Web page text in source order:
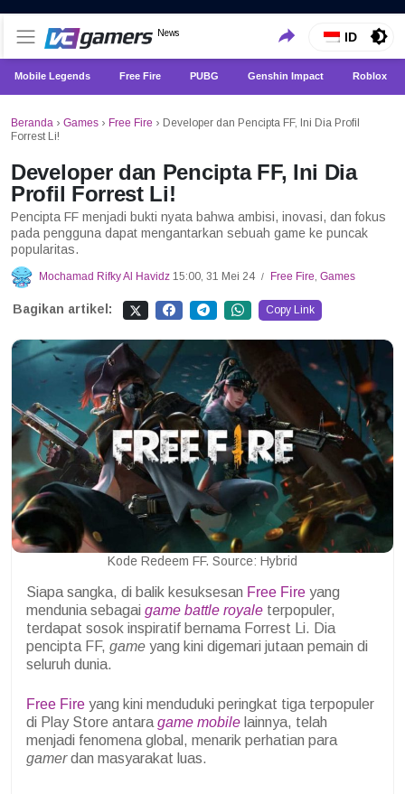
VCGamers News
News
Dapatkan Berita Games Terbaru Hanya di VCGamers
ID
Mobile Legends Free Fire PUBG Genshin Impact Roblox
Beranda › Games › Free Fire › Developer dan Pencipta FF, Ini Dia Profil
Forrest Li!
Developer dan Pencipta FF, Ini Dia
Profil Forrest Li!
Pencipta FF menjadi bukti nyata bahwa ambisi, inovasi, dan fokus
pada pengguna dapat mengantarkan sebuah game ke puncak
popularitas.
Mochamad Rifky Al Havidz 15:00, 31 Mei 24 / Free Fire, Games
Bagikan artikel: Copy Link
Kode Redeem FF. Source: Hybrid
Siapa sangka, di balik kesuksesan Free Fire yang
mendunia sebagai game battle royale terpopuler,
terdapat sosok inspiratif bernama Forrest Li. Dia
pencipta FF, game yang kini digemari jutaan pemain di
seluruh dunia.
Free Fire yang kini menduduki peringkat tiga terpopuler
di Play Store antara game mobile lainnya, telah
menjadi fenomena global, menarik perhatian para
gamerdan masyarakat luas.